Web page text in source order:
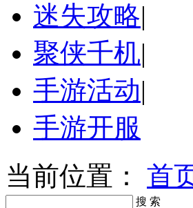
迷失攻略|
聚侠千机|
手游活动|
手游开服
当前位置： 首
搜 索